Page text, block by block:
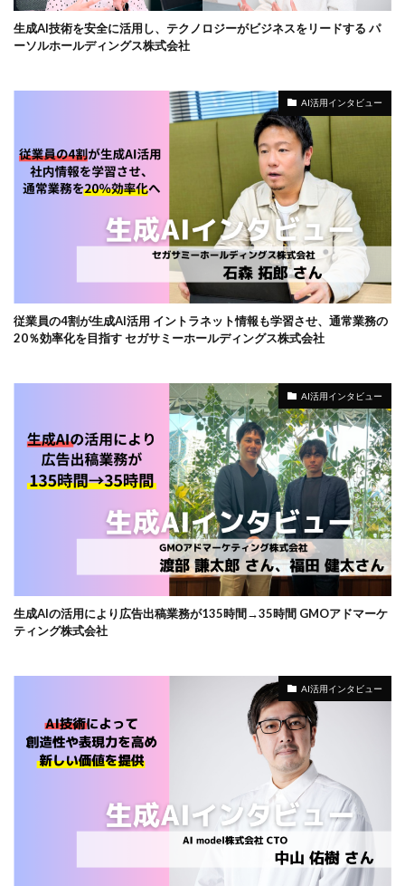
生成AI技術を安全に活用し、テクノロジーがビジネスをリードする パ
ーソルホールディングス株式会社
AI活用インタビュー
従業員の4割が生成AI活用 イントラネット情報も学習させ、通常業務の
20％効率化を目指す セガサミーホールディングス株式会社
AI活用インタビュー
生成AIの活用により広告出稿業務が135時間→35時間 GMOアドマーケ
ティング株式会社
AI活用インタビュー